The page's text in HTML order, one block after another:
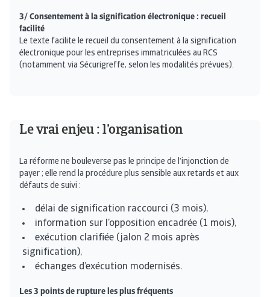
3/ Consentement à la signification électronique : recueil
facilité
Le texte facilite le recueil du consentement à la signification
électronique pour les entreprises immatriculées au RCS
(notamment via Sécurigreffe, selon les modalités prévues).
Le vrai enjeu : l’organisation
La réforme ne bouleverse pas le principe de l’injonction de
payer ; elle rend la procédure plus sensible aux retards et aux
défauts de suivi :
délai de signification raccourci (3 mois),
information sur l’opposition encadrée (1 mois),
exécution clarifiée (jalon 2 mois après
signification),
échanges d’exécution modernisés.
Les 3 points de rupture les plus fréquents